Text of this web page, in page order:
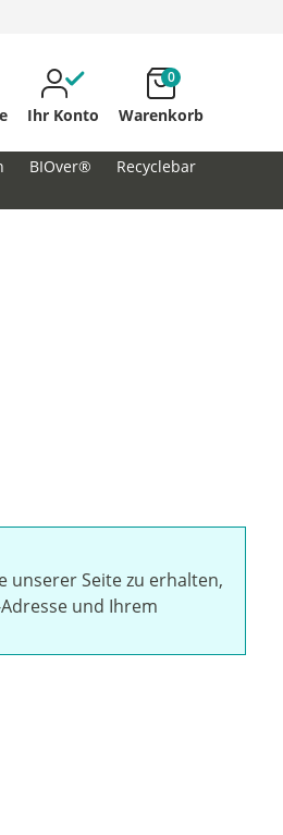
Ihr Konto Warenkorb
0
BIOver®
Recyclebar
unserer Seite zu erhalten,
und Ihrem